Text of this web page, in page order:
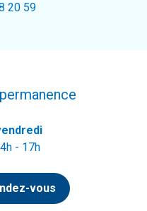
20 59
- 17h
vous